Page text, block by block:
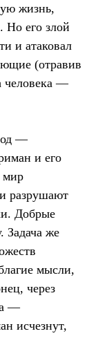
жизнь,
Но его злой
и атаковал
(отравив
человека —
—
и его
мир
разрушают
Добрые
Задача же
мысли,
через
—
исчезнут,